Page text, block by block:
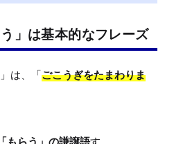
」は基本的なフレーズ
は、「ごこうぎをたまわりま
「もらう」の謙譲語す。